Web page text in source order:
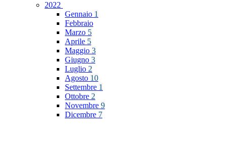
2022
Gennaio 1
Febbraio
Marzo 5
Aprile 5
Maggio 3
Giugno 3
Luglio 2
Agosto 10
Settembre 1
Ottobre 2
Novembre 9
Dicembre 7